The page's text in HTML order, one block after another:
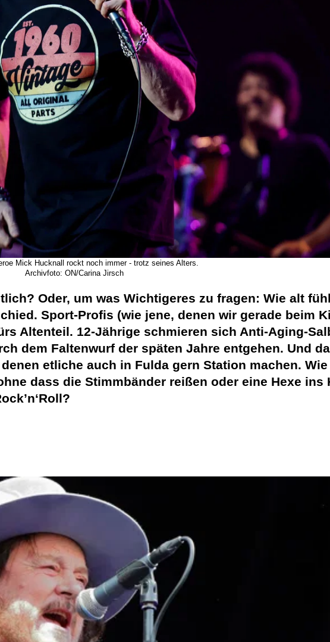
Mick Hucknall rockt noch immer - trotz seines Alters.
Archivfoto: ON/Carina Jirsch
Oder, um was Wichtigeres zu fragen: Wie alt
Sport-Profis (wie jene, denen wir gerade beim
Altenteil. 12-Jährige schmieren sich Anti-Aging-
dem Faltenwurf der späten Jahre entgehen. Und
etliche auch in Fulda gern Station machen.
dass die Stimmbänder reißen oder eine Hexe ins